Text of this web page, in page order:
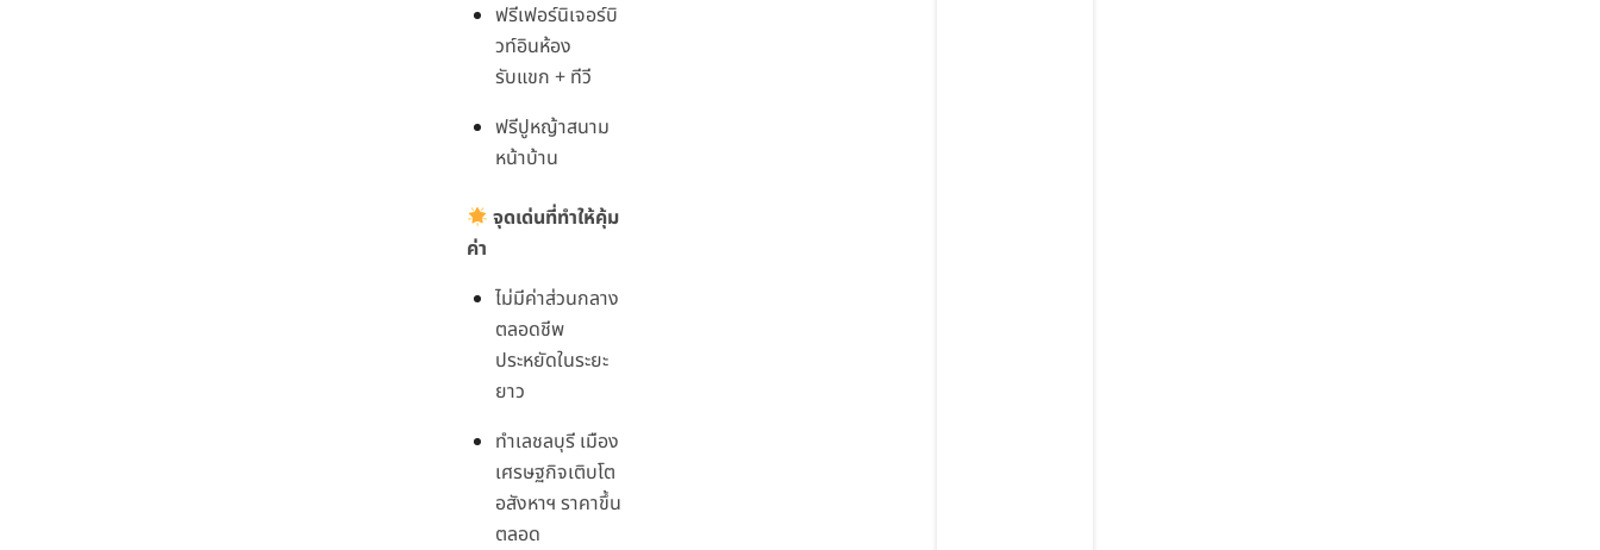
ฟรีเฟอร์นิเจอร์บิ
วท์อินห้อง
รับแขก + ทีวี
ฟรีปูหญ้าสนาม
หน้าบ้าน
จุดเด่นที่ทำให้คุ้ม
ค่า
ไม่มีค่าส่วนกลาง
ตลอดชีพ
ประหยัดในระยะ
ยาว
ทำเลชลบุรี เมือง
เศรษฐกิจเติบโต
อสังหาฯ ราคาขึ้น
ตลอด